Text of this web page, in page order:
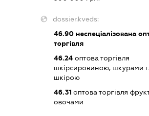
dossier.kveds:
46.90неспеціалізована
торгівля
46.24оптова торгівля
шкірсировиною, шкурами
шкірою
46.31оптова торгівля
овочами